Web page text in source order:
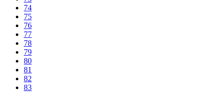
74
75
76
77
78
79
80
81
82
83